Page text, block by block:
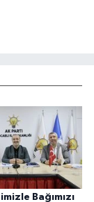
Bağımızı